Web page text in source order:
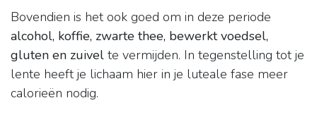
Bovendien is het ook goed om in deze periode
alcohol, koffie, zwarte thee, bewerkt voedsel,
gluten en zuivel te vermijden. In tegenstelling tot je
lente heeft je lichaam hier in je luteale fase meer
calorieën nodig.